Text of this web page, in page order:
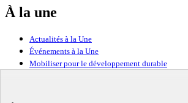
À la une
Actualités à la Une
Événements à la Une
Mobiliser pour le développement durable